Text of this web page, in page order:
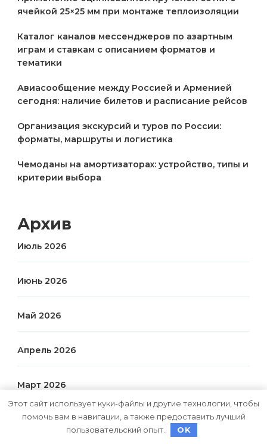
ячейкой 25×25 мм при монтаже теплоизоляции
Каталог каналов мессенджеров по азартным
играм и ставкам с описанием форматов и
тематики
Авиасообщение между Россией и Арменией
сегодня: наличие билетов и расписание рейсов
Организация экскурсий и туров по России:
форматы, маршруты и логистика
Чемоданы на амортизаторах: устройство, типы и
критерии выбора
Архив
Июль 2026
Июнь 2026
Май 2026
Апрель 2026
Март 2026
Январь 2026
Этот сайт использует куки-файлы и другие технологии, чтобы
помочь вам в навигации, а также предоставить лучший
пользовательский опыт.
OK